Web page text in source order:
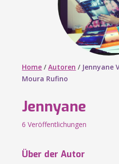
Home /Autoren / Jennyane
Moura Rufino
Jennyane
6 Veröffentlichungen
Über der Autor